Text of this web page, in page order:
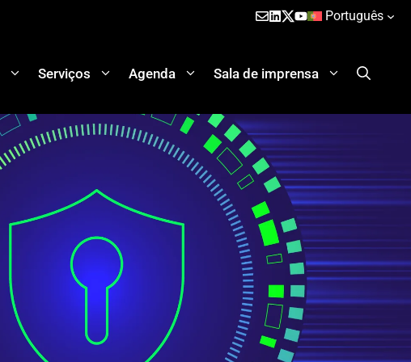
Português
Serviços Agenda Sala de imprensa